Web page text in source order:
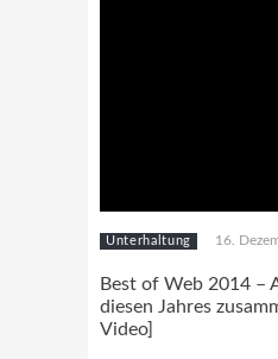
Unterhaltung 16.
Best of Web 2014 –
diesen Jahres
Video]